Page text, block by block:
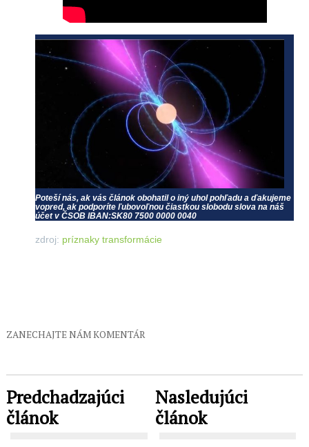
Poteší nás, ak vás článok obohatil o iný uhol pohľadu a ďakujeme
vopred, ak podporíte ľubovoľnou čiastkou slobodu slova na náš
účet v ČSOB IBAN:SK80 7500 0000 0040
zdroj: príznaky transformácie
ZANECHAJTE NÁM KOMENTÁR
Predchadzajúci
článok
Nasledujúci
článok